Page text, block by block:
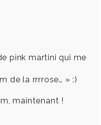
pink martini qui me
de la rrrrose… » :)
maintenant !